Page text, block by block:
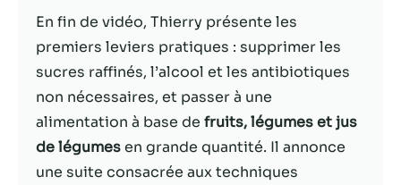
En fin de vidéo, Thierry présente les
premiers leviers pratiques : supprimer les
sucres raffinés, l’alcool et les antibiotiques
non nécessaires, et passer à une
alimentation à base de fruits, légumes et jus
de légumesen grande quantité. Il annonce
une suite consacrée aux techniques
lorsque vous
visitez notre
site, vous
augmentez les
chances de
voir du
contenu et des
offres
personnalisés.